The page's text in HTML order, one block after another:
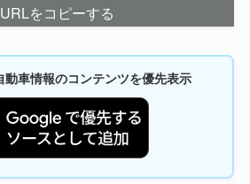
URLをコピーする
車情報のコンテンツを優先表示